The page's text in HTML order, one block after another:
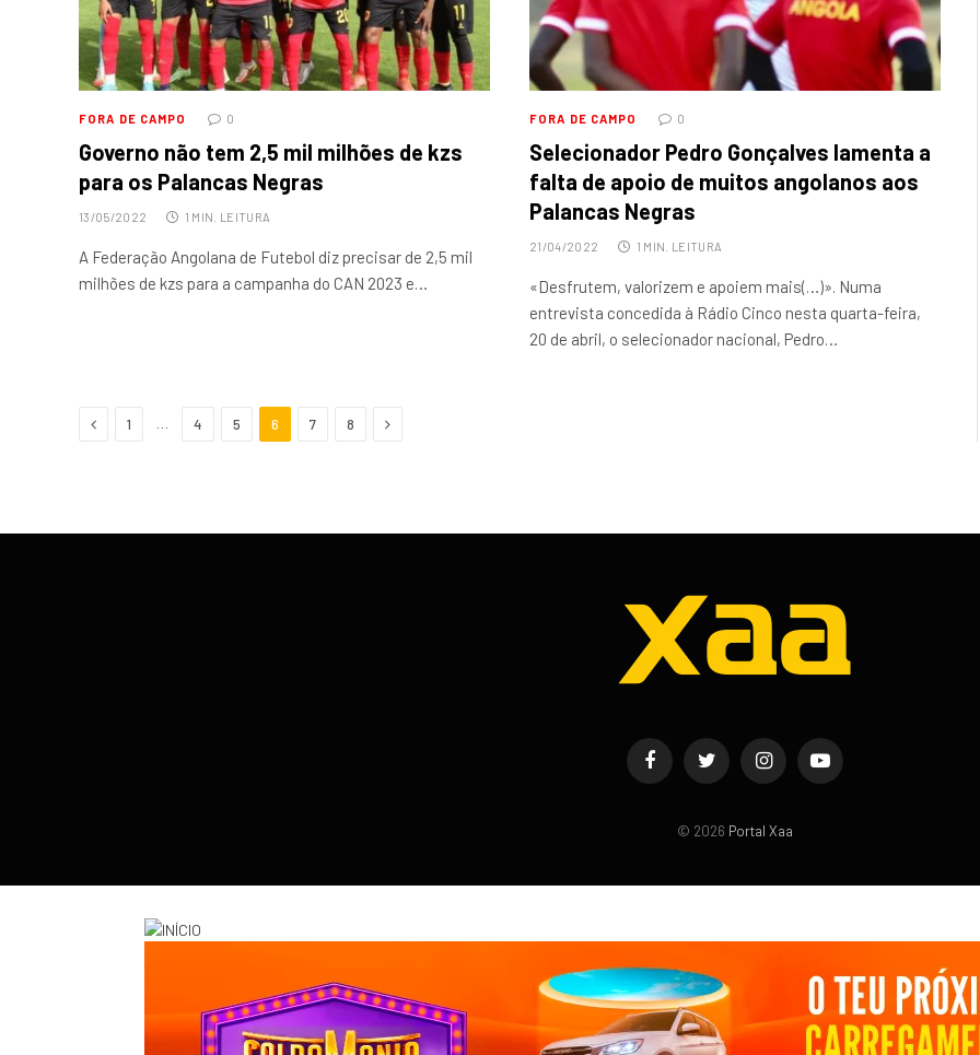
FORA DE CAMPO 0
Governo não tem 2,5 mil milhões de kzs
para os Palancas Negras
13/05/2022 1 MIN. LEITURA
A Federação Angolana de Futebol diz precisar de 2,5 mil
milhões de kzs para a campanha do CAN 2023 e…
FORA DE CAMPO 0
Selecionador Pedro Gonçalves lamenta a
falta de apoio de muitos angolanos aos
Palancas Negras
21/04/2022 1 MIN. LEITURA
«Desfrutem, valorizem e apoiem mais(…)». Numa
entrevista concedida à Rádio Cinco nesta quarta-feira,
20 de abril, o selecionador nacional, Pedro…
Anterior
1 4 5 6 7 8 Próximo
FacebookTwitter InstagramYouTube
© 2026 Portal Xaa